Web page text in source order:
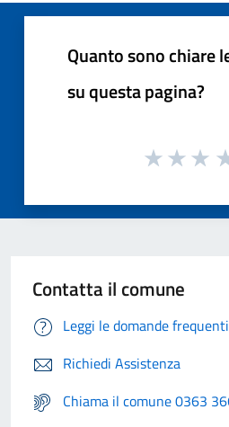
Quanto sono chiare
su questa pagina?
Contatta il comune
Leggi le domande frequenti
Richiedi Assistenza
Chiama il comune 0363